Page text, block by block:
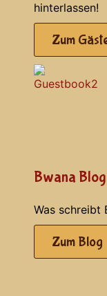
hinterlassen!
Zum
Bwana Blog
Was schreibt
Zum Blog